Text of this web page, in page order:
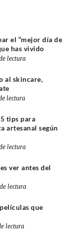
el “mejor día de
has vivido
lectura
al skincare,
lectura
tips para
artesanal según
lectura
ver antes del
lectura
que
lectura